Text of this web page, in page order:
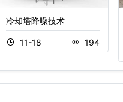
冷却塔降噪技术
11-18 194